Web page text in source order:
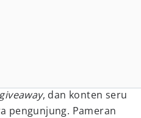
giveaway, dan konten seru
pengunjung. Pameran